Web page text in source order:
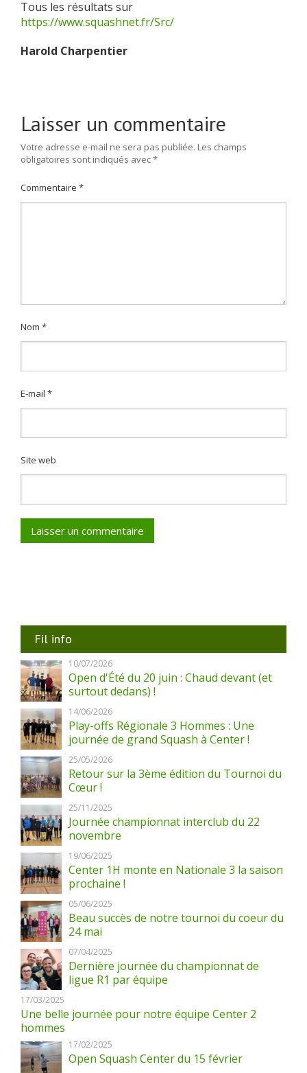
Tous les résultats sur
https://www.squashnet.fr/Src/
Harold Charpentier
Laisser un commentaire
Votre adresse e-mail ne sera pas publiée. Les champs
obligatoires sont indiqués avec*
Commentaire *
Nom *
E-mail *
Site web
Fil info
10/07/2026
Open d'Été du 20 juin : Chaud devant (et
surtout dedans) !
14/06/2026
Play-offs Régionale 3 Hommes : Une
journée de grand Squash à Center !
25/05/2026
Retour sur la 3ème édition du Tournoi du
Cœur !
25/11/2025
Journée championnat interclub du 22
novembre
19/06/2025
Center 1H monte en Nationale 3 la saison
prochaine !
05/06/2025
Beau succès de notre tournoi du coeur du
24 mai
07/04/2025
Dernière journée du championnat de
ligue R1 par équipe
17/03/2025
Une belle journée pour notre équipe Center 2
hommes
17/02/2025
Open Squash Center du 15 février